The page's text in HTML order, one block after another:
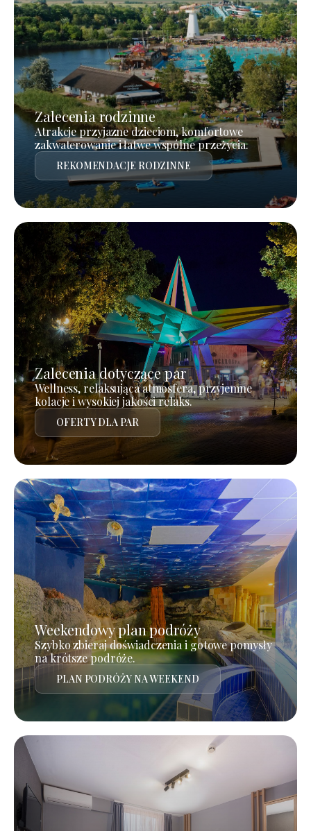
Zalecenia rodzinne
Atrakcje przyjazne dzieciom, komfortowe
zakwaterowanie i łatwe wspólne przeżycia.
REKOMENDACJE RODZINNE
Zalecenia dotyczące par
Wellness, relaksująca atmosfera, przyjemne
kolacje i wysokiej jakości relaks.
OFERTY DLA PAR
Weekendowy plan podróży
Szybko zbieraj doświadczenia i gotowe pomysły
na krótsze podróże.
PLAN PODRÓŻY NA WEEKEND